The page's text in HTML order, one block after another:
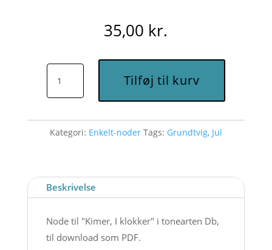
35,00 kr.
(Db)
download
antal
Tilføj til kurv
Kategori: Enkelt-noder Tags: Grundtvig, Jul
Beskrivelse
Node til "Kimer, I klokker" i tonearten Db,
til download som PDF.